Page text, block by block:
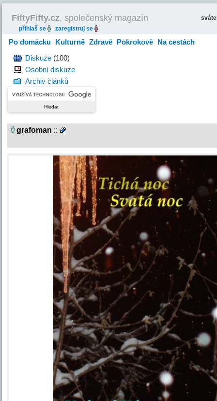
FiftyFifty.cz, společenský magazín
přihlaš se
zaregistruj se
Po domácku Kulturně Zdravě Pokrokově Na cestách
HravěDiskuze (100)
Osobní diskuze
Archiv článků
grafoman ::